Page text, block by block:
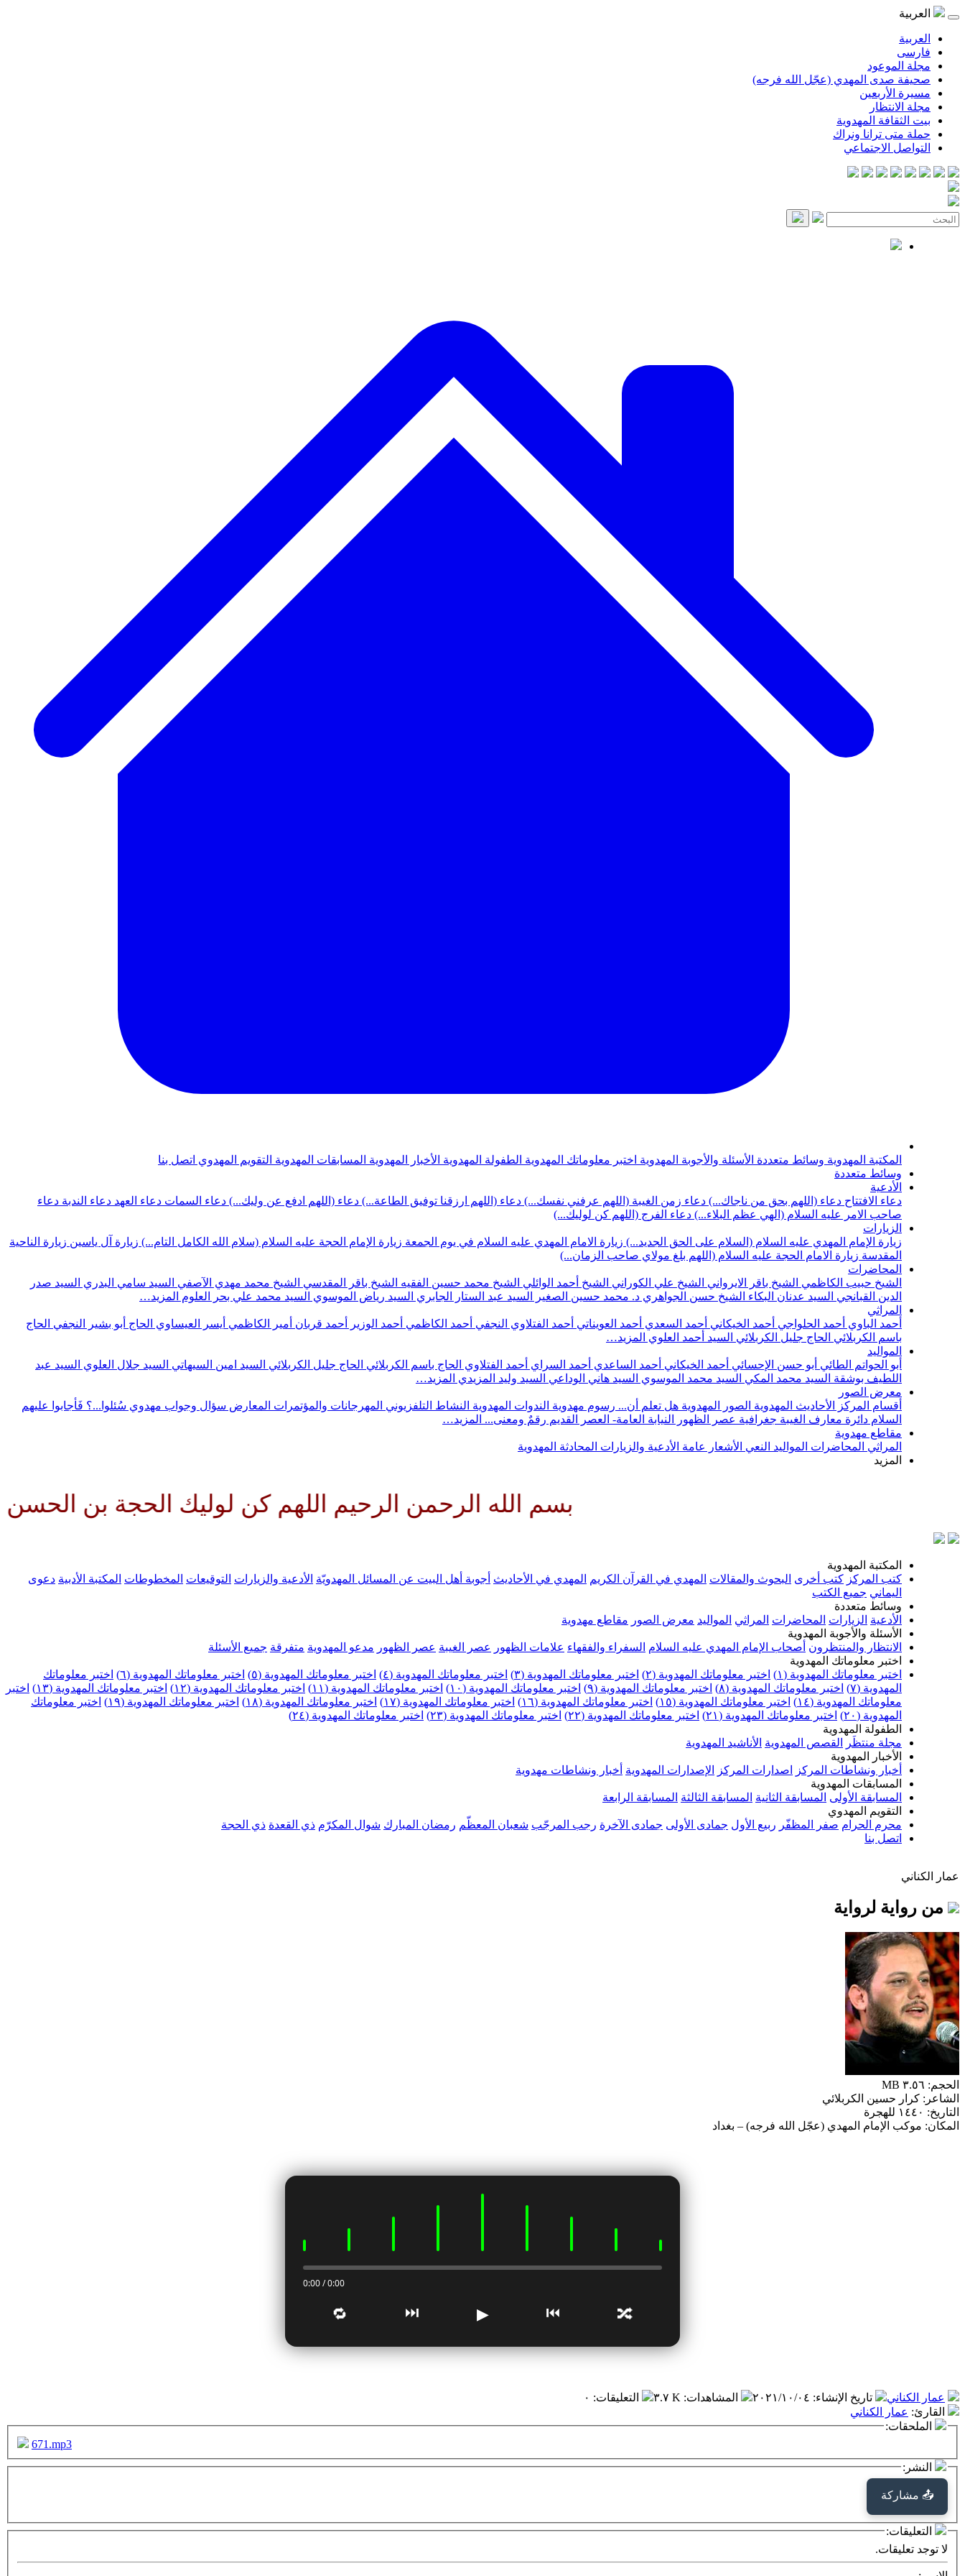
العربية
العربية
فارسی
مجلة الموعود
صحيفة صدى المهدي (عجّل الله فرجه)
مسيرة الأربعين
مجلة الانتظار
بيت الثقافة المهدوية
حملة متى ترانا ونراك
التواصل الاجتماعي
المكتبة المهدوية وسائط متعددة الأسئلة والأجوبة المهدوية اختبر معلوماتك المهدوية الطفولة المهدوية الأخبار المهدوية المسابقات المهدوية التقويم المهدوي اتصل بنا
وسائط متعددة
الأدعية
دعاء الافتتاح دعاء (اللهم بحق من ناجاك...) دعاء زمن الغيبة (اللهم عرفني نفسك...) دعاء (اللهم ارزقنا توفيق الطاعة...) دعاء (اللهم ادفع عن وليك...) دعاء السمات دعاء العهد دعاء الندبة دعاء
صاحب الامر عليه السلام (الهي عظم البلاء...) دعاء الفرج (اللهم كن لوليك...)
الزيارات
زيارة الإمام المهدي عليه السلام (السلام على الحق الجديد...) زيارة الامام المهدي عليه السلام في يوم الجمعة زيارة الإمام الحجة عليه السلام (سلام الله الكامل التام...) زيارة آل ياسين زيارة الناحية
المقدسة زيارة الامام الحجة عليه السلام (اللهم بلغ مولاي صاحب الزمان...)
المحاضرات
الشيخ حبيب الكاظمي الشيخ باقر الايرواني الشيخ علي الكوراني الشيخ أحمد الوائلي الشيخ محمد حسين الفقيه الشيخ باقر المقدسي الشيخ محمد مهدي الآصفي السيد سامي البدري السيد صدر
الدين القبانجي السيد عدنان البكاء الشيخ حسن الجواهري د. محمد حسين الصغير السيد عبد الستار الجابري السيد رياض الموسوي السيد محمد علي بحر العلوم المزيد…
المراثي
أحمد الباوي أحمد الحلواجي أحمد الخيكاني أحمد السعدي أحمد العويناتي أحمد الفتلاوي النجفي أحمد الكاظمي أحمد الوزير أحمد قربان أمير الكاظمي أيسر العيساوي الحاج أبو بشير النجفي الحاج
باسم الكربلائي الحاج جليل الكربلائي السيد أحمد العلوي المزيد…
المواليد
أبو الحواتم الطائي أبو حسن الإحسائي أحمد الخيكاني أحمد الساعدي أحمد السراي أحمد الفتلاوي الحاج باسم الكربلائي الحاج جليل الكربلائي السيد امين السيهاتي السيد جلال العلوي السيد عبد
اللطيف بوشقة السيد محمد المكي السيد محمد الموسوي السيد هاني الوداعي السيد وليد المزيدي المزيد…
معرض الصور
أقسام المركز
الأحاديث المهدوية الصور المهدوية هل تعلم أن... رسوم مهدوية الندوات المهدوية النشاط التلفزيوني المهرجانات والمؤتمرات المعارض سؤال وجواب مهدوي سُئلوا...؟ فَأجابوا عليهم
السلام دائرة معارف الغيبة جغرافية عصر الظهور النيابة العامة- العصر القديم رقمٌ ومعنى... المزيد…
مقاطع مهدوية
المراثي المحاضرات المواليد النعي الأشعار عامة الأدعية والزيارات المحادثة المهدوية
المزيد
بسم الله الرحمن الرحيم اللهم كن لوليك الحجة بن الحسن صلواتك
المكتبة المهدوية
كتب المركز كتب أخرى البحوث والمقالات المهدي في القرآن الكريم المهدي في الأحاديث أجوبة أهل البيت عن المسائل المهدويّة الأدعية والزيارات التوقيعات المخطوطات المكتبة الأدبية دعوى
اليماني جميع الكتب
وسائط متعددة
الأدعية الزيارات المحاضرات المراثي المواليد معرض الصور مقاطع مهدوية
الأسئلة والأجوبة المهدوية
الانتظار والمنتظرون أصحاب الإمام المهدي عليه السلام السفراء والفقهاء علامات الظهور عصر الغيبة عصر الظهور مدعو المهدوية متفرقة جميع الأسئلة
اختبر معلوماتك المهدوية
اختبر معلوماتك المهدوية (١)
اختبر معلوماتك المهدوية (٢) اختبر معلوماتك المهدوية (٣) اختبر معلوماتك المهدوية (٤) اختبر معلوماتك المهدوية (٥) اختبر معلوماتك المهدوية (٦)
اختبر معلوماتك
المهدوية (٧)
اختبر معلوماتك المهدوية (٨) اختبر معلوماتك المهدوية (٩) اختبر معلوماتك المهدوية (١٠) اختبر معلوماتك المهدوية (١١) اختبر معلوماتك المهدوية (١٢) اختبر معلوماتك المهدوية (١٣)
اختبر
معلوماتك المهدوية (١٤)
اختبر معلوماتك المهدوية (١٥) اختبر معلوماتك المهدوية (١٦) اختبر معلوماتك المهدوية (١٧) اختبر معلوماتك المهدوية (١٨) اختبر معلوماتك المهدوية (١٩)
اختبر معلوماتك
المهدوية (٢٠)
اختبر معلوماتك المهدوية (٢١) اختبر معلوماتك المهدوية (٢٢) اختبر معلوماتك المهدوية (٢٣)
اختبر معلوماتك المهدوية (٢٤)
الطفولة المهدوية
مجلة منتظَر
القصص المهدوية الأناشيد المهدوية
الأخبار المهدوية
أخبار ونشاطات المركز
اصدارات المركز الإصدارات المهدوية أخبار ونشاطات مهدوية
المسابقات المهدوية
المسابقة الأولى المسابقة الثانية المسابقة الثالثة المسابقة الرابعة
التقويم المهدوي
محرم الحرام صفر المظفّر ربيع الأول جمادى الأولى جمادى الآخرة رجب المرجّب شعبان المعظّم رمضان المبارك شوال المكرّم ذي القعدة ذي الحجة
اتصل بنا
عمار الكناني
من رواية لرواية
الحجم: ٣.٥٦ MB
الشاعر: كرار حسين الكربلائي
التاريخ: ١٤٤٠ للهجرة
المكان: موكب الإمام المهدي (عجّل الله فرجه) – بغداد
0:00 / 0:00
🔀
⏮
▶
⏭
🔁
عمار الكناني تاريخ الإنشاء: ٢٠٢١/١٠/٠٤ المشاهدات: ٣.٧ K التعليقات: ٠
القارئ: عمار الكناني
الملحقات:
671.mp3
النشر:
📤 مشاركة
التعليقات:
لا توجد تعليقات.